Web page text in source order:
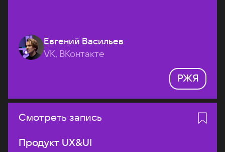
Евгений Васильев
VK, ВКонтакте
РЖЯ
Смотреть запись
Продукт UX&UI